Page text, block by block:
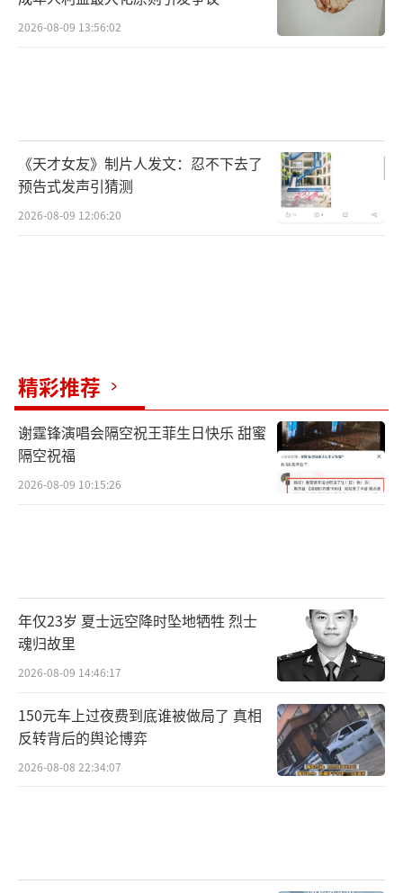
2026-08-09 13:56:02
《天才女友》制片人发文：忍不下去了
预告式发声引猜测
2026-08-09 12:06:20
精彩推荐
谢霆锋演唱会隔空祝王菲生日快乐 甜蜜
隔空祝福
2026-08-09 10:15:26
年仅23岁 夏士远空降时坠地牺牲 烈士
魂归故里
2026-08-09 14:46:17
150元车上过夜费到底谁被做局了 真相
反转背后的舆论博弈
2026-08-08 22:34:07